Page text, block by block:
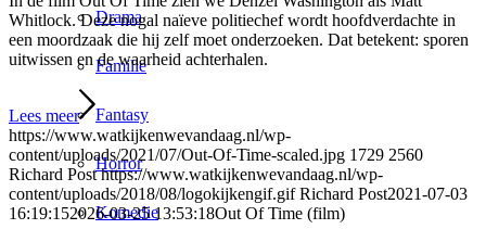
Drama
Familie
Fantasy
Horror
Komedie
Whitlock. Deze nogal naïeve politiechef wordt hoofdverdachte in
een moordzaak die hij zelf moet onderzoeken. Dat betekent: sporen
uitwissen en de waarheid achterhalen.
Lees meer
https://www.watkijkenwevandaag.nl/wp-
content/uploads/2021/07/Out-Of-Time-scaled.jpg 1729 2560
Richard Post https://www.watkijkenwevandaag.nl/wp-
content/uploads/2018/08/logokijkengif.gif Richard Post2021-07-03
16:19:152026-03-25 13:53:18Out Of Time (film)